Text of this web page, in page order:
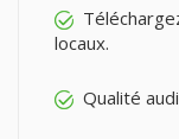
locaux.
Qualité